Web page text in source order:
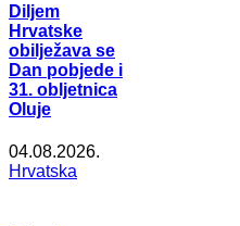
Diljem
Hrvatske
obilježava se
Dan pobjede i
31. obljetnica
Oluje
04.08.2026.
Hrvatska